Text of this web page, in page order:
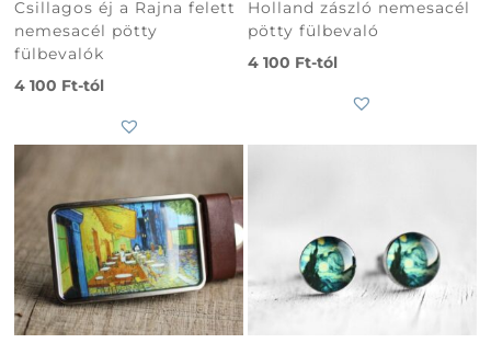
Csillagos éj a Rajna felett
nemesacél pötty
fülbevalók
4 100 Ft-tól
Holland zászló nemesacél
pötty fülbevaló
4 100 Ft-tól